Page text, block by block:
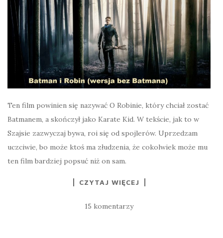
Ten film powinien się nazywać O Robinie, który chciał zostać
Batmanem, a skończył jako Karate Kid. W tekście, jak to w
Szajsie zazwyczaj bywa, roi się od spojlerów. Uprzedzam
uczciwie, bo może ktoś ma złudzenia, że cokolwiek może mu
ten film bardziej popsuć niż on sam.
CZYTAJ WIĘCEJ
15 komentarzy